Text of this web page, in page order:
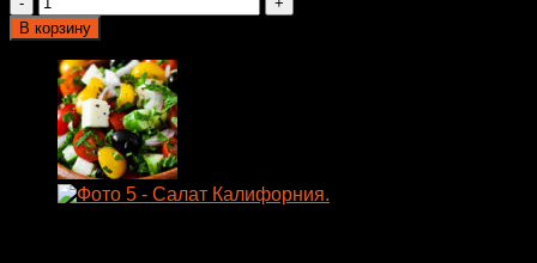
товара
Салат
Калифорния
В корзину